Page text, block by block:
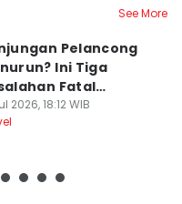
See More
Pelancong
Ini Tiga
Fatal
Wisata
2026, 18:12 WIB